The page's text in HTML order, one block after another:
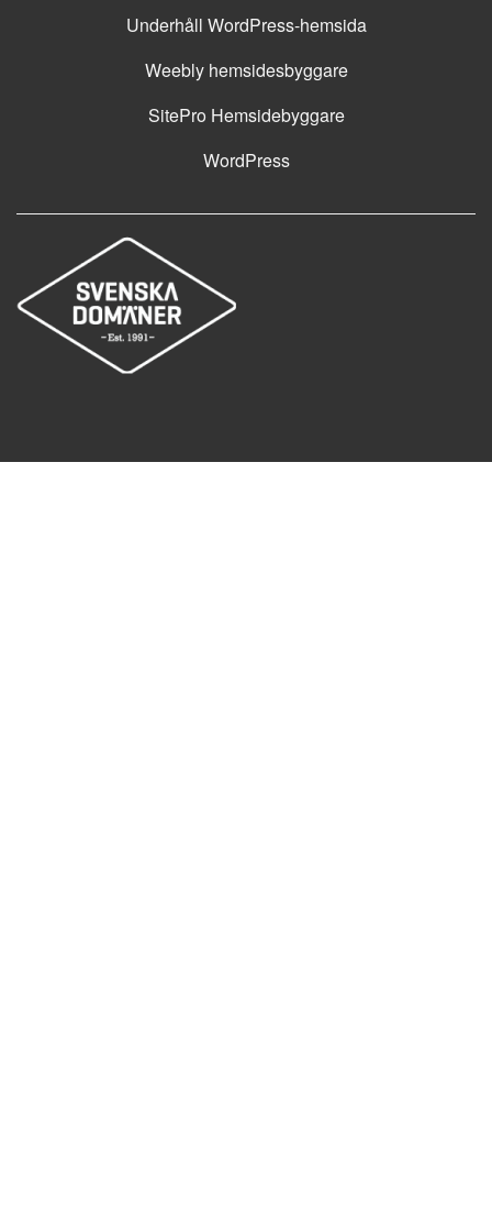
Underhåll WordPress-hemsida
Weebly hemsidesbyggare
SitePro Hemsidebyggare
WordPress